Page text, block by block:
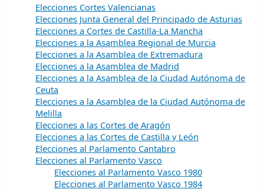
Elecciones Cortes Valencianas
Elecciones Junta General del Principado de Asturias
Elecciones a Cortes de Castilla-La Mancha
Elecciones a la Asamblea Regional de Murcia
Elecciones a la Asamblea de Extremadura
Elecciones a la Asamblea de Madrid
Elecciones a la Asamblea de la Ciudad Autónoma de
Ceuta
Elecciones a la Asamblea de la Ciudad Autónoma de
Melilla
Elecciones a las Cortes de Aragón
Elecciones a las Cortes de Castilla y León
Elecciones al Parlamento Cantabro
Elecciones al Parlamento Vasco
Elecciones al Parlamento Vasco 1980
Elecciones al Parlamento Vasco 1984